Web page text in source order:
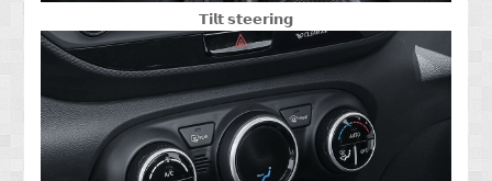
𝗧𝗶𝗹𝘁 𝘀𝘁𝗲𝗲𝗿𝗶𝗻𝗴